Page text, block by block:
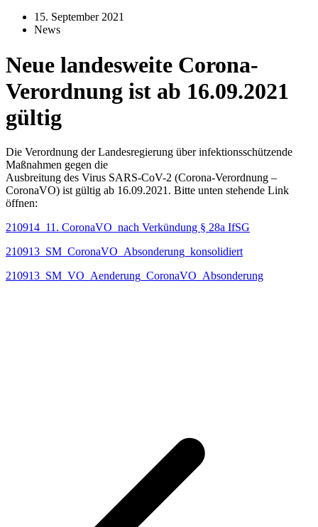
15. September 2021
News
Neue landesweite Corona-
Verordnung ist ab 16.09.2021
gültig
Die Verordnung der Landesregierung über infektionsschützende
Maßnahmen gegen die
Ausbreitung des Virus SARS-CoV-2 (Corona-Verordnung –
CoronaVO) ist gültig ab 16.09.2021. Bitte unten stehende Link
öffnen:
210914_11. CoronaVO_nach Verkündung § 28a IfSG
210913_SM_CoronaVO_Absonderung_konsolidiert
210913_SM_VO_Aenderung_CoronaVO_Absonderung